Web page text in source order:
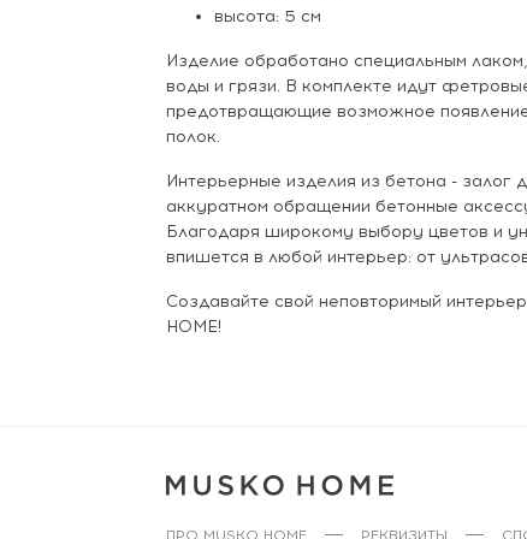
высота: 5 см
Изделие обработано специальным
воды и грязи. В комплекте идут
предотвращающие возможное
полок.
Интерьерные изделия из бетона - залог
аккуратном обращении бетонные
Благодаря широкому выбору цветов и
впишется в любой интерьер: от
Создавайте свой неповторимый
HOME!
ПРО MUSKO HOME РЕКВИЗИТЫ